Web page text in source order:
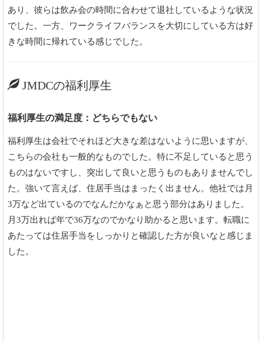
あり、彼らは飲み会の時間に合わせて退社しているような状況
でした。一方、ワークライフバランスを大切にしている方は好
きな時間に帰れている感じでした。
JMDCの福利厚生
福利厚生の満足度：どちらでもない
福利厚生は会社でそれほど大きな差はないように思いますが、
こちらの会社も一般的なものでした。特に不足していると思う
ものはないですし、突出して良いと思うものもありませんでし
た。強いて言えば、住居手当はまったく出ません。他社では月
3万など出ているのでなんだかなぁと思う部分はありました。
月3万出れば年で36万なのでかなり助かると思います。転職に
あたっては住居手当をしっかりと確認した方が良いなと感じま
した。